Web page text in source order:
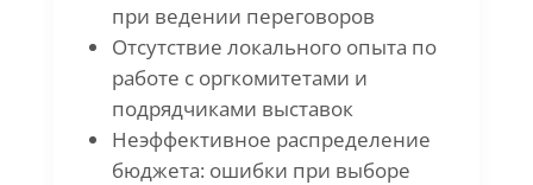
при ведении переговоров
Отсутствие локального опыта по
работе с оргкомитетами и
подрядчиками выставок
Неэффективное распределение
бюджета: ошибки при выборе